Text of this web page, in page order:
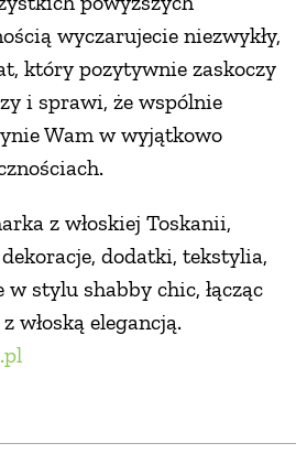
wyczarujecie niezwykły,
który pozytywnie zaskoczy
i sprawi, że wspólnie
Wam w wyjątkowo
z włoskiej Toskanii,
dodatki, tekstylia,
stylu shabby chic, łącząc
włoską elegancją.